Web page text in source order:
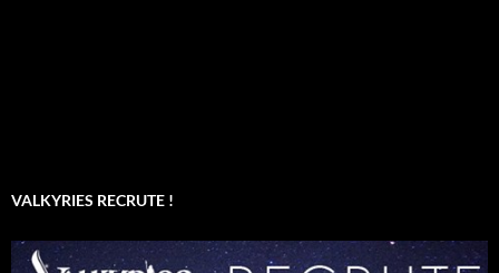
VALKYRIES RECRUTE !